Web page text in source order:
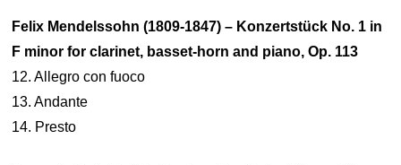
Felix Mendelssohn (1809-1847) – Konzertstück No. 1 in
F minor for clarinet, basset-horn and piano, Op. 113
12. Allegro con fuoco
13. Andante
14. Presto